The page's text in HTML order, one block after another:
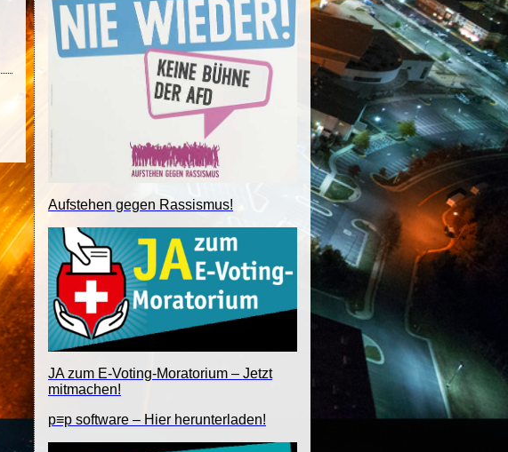
Aufstehen gegen Rassismus!
JA zum E-Voting-Moratorium – Jetzt
mitmachen!
p≡p software – Hier herunterladen!